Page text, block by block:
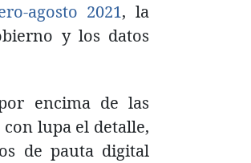
agosto 2021, la
y los datos
encima de las
lupa el detalle,
de pauta digital